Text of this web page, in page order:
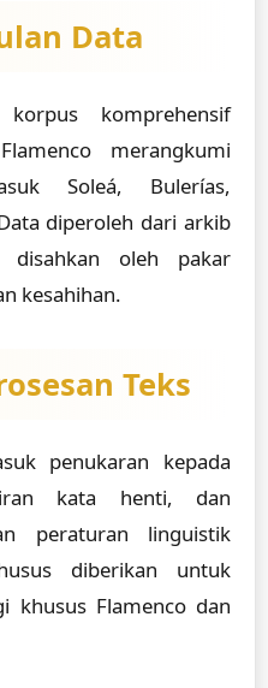
Data
komprehensif
merangkumi
Soleá, Bulerías,
diperoleh dari arkib
disahkan oleh pakar
kesahihan.
Teks
penukaran kepada
kata henti, dan
peraturan linguistik
diberikan untuk
khusus Flamenco dan